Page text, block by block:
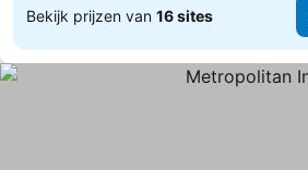
Bekijk prijzen van 16 sites